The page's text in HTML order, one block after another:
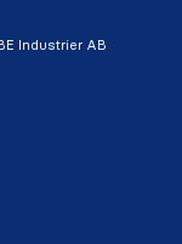
Industrier AB